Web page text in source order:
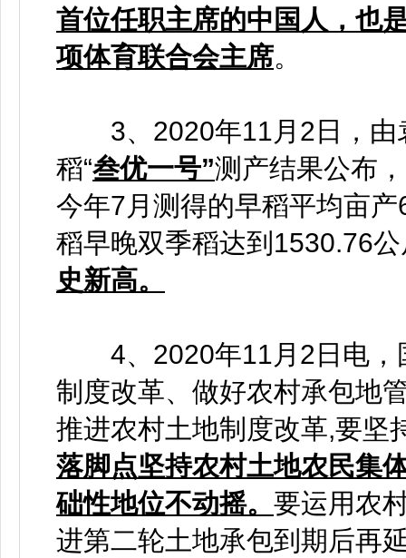
首位任职主席的中国人，也
项体育联合会主席。
3、2020年11月2日，由
稻“叁优一号”测产结果公布
今年7月测得的早稻平均亩
稻早晚双季稻达到1530.76
史新高。
4、2020年11月2日电，
制度改革、做好农村承包地
推进农村土地制度改革,要坚
落脚点坚持农村土地农民集
础性地位不动摇。 要运用农
进第二轮土地承包到期后再